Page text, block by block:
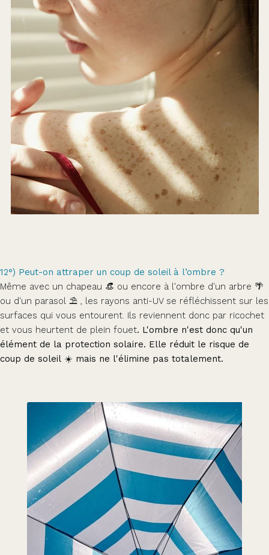
12°) Peut-on attraper un coup de soleil à l’ombre ?
Même avec un chapeau 👒 ou encore à l'ombre d'un arbre 🌴
ou d'un parasol ⛱️ , les rayons anti-UV se réfléchissent sur les
surfaces qui vous entourent. Ils reviennent donc par ricochet
et vous heurtent de plein fouet. L'ombre n'est donc qu'un
élément de la protection solaire. Elle réduit le risque de
coup de soleil ☀️ mais ne l'élimine pas totalement.